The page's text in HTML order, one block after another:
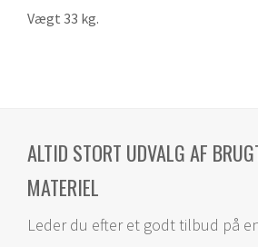
Vægt 33 kg.
ALTID STORT UDVALG AF
MATERIEL
Leder du efter et godt tilbud på